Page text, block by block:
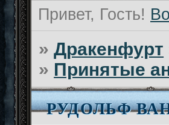
Привет, Гость!
»Дракенфурт
» Принятые
РУДОЛЬФ